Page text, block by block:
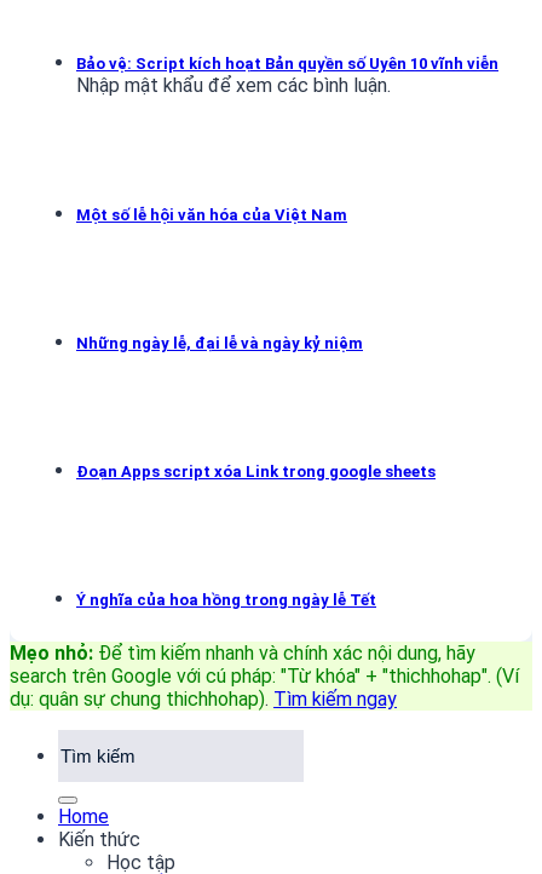
Bảo vệ: Script kích hoạt Bản quyền số Uyên 10 vĩnh viễn
Nhập mật khẩu để xem các bình luận.
Một số lễ hội văn hóa của Việt Nam
Những ngày lễ, đại lễ và ngày kỷ niệm
Đoạn Apps script xóa Link trong google sheets
Ý nghĩa của hoa hồng trong ngày lễ Tết
Mẹo nhỏ: Để tìm kiếm nhanh và chính xác nội dung, hãy
search trên Google với cú pháp: "Từ khóa" + "thichhohap". (Ví
dụ: quân sự chung thichhohap). Tìm kiếm ngay
Home
Kiến thức
Học tập